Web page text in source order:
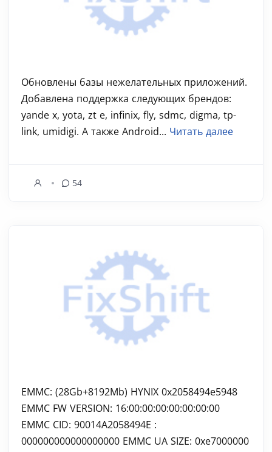
Обновлены базы нежелательных приложений.
Добавлена поддержка следующих брендов:
yande x, yota, zt e, infinix, fly, sdmc, digma, tp-
link, umidigi. А также Android... Читать далее
54
EMMC: (28Gb+8192Mb) HYNIX 0x2058494e5948
EMMC FW VERSION: 16:00:00:00:00:00:00:00
EMMC CID: 90014A2058494E :
000000000000000000 EMMC UA SIZE: 0xe7000000